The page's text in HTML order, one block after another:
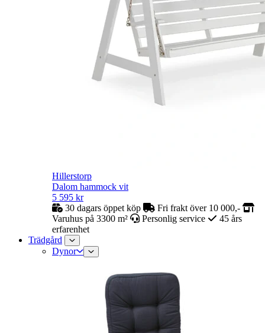
Hillerstorp
Dalom hammock vit
5 595 kr
30 dagars öppet köp
Fri frakt över 10 000,-
Varuhus på 3300 m²
Personlig service
45 års
erfarenhet
Trädgård
Dynor